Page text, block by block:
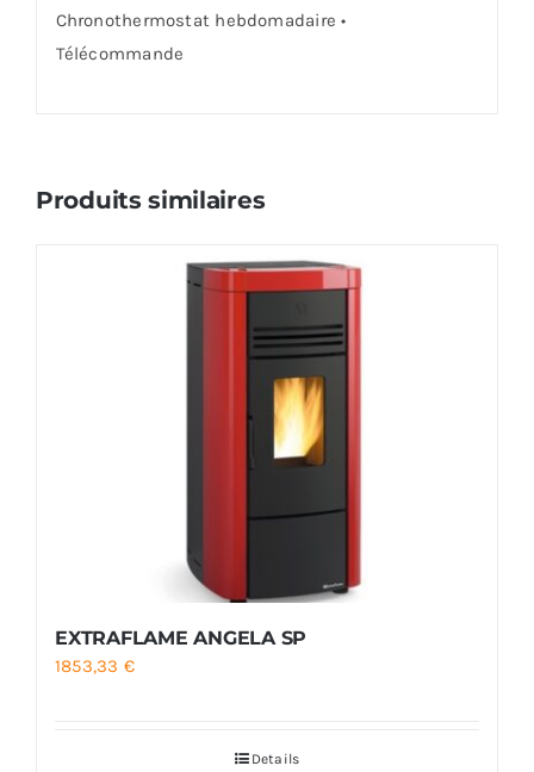
Chronothermostat hebdomadaire •
Télécommande
Produits similaires
EXTRAFLAME ANGELA SP
1853,33 €
Details